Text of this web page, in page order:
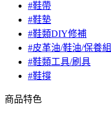
#鞋帶
#鞋墊
#鞋類DIY修補
#皮革油/鞋油/保養組
#鞋類工具/刷具
#鞋撐
商品特色